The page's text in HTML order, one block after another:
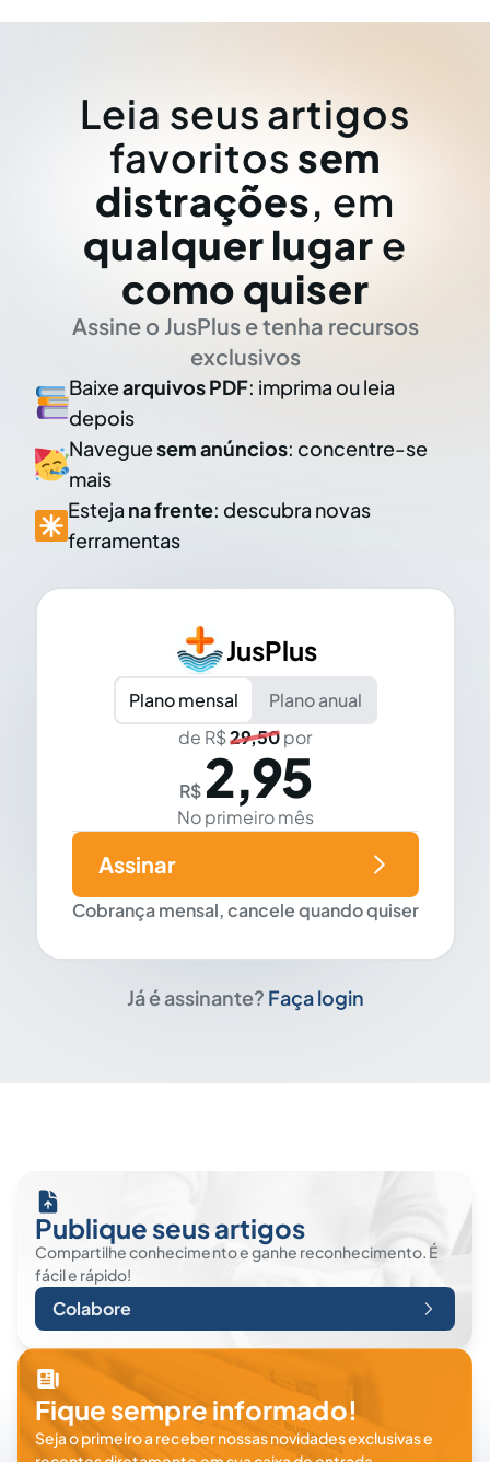
Leia seus artigos
favoritos sem
distrações, em
qualquer lugar e
como quiser
Assine o JusPlus e tenha recursos
exclusivos
Baixearquivos PDF: imprima ou leia
depois
Naveguesem anúncios: concentre-se
mais
Esteja na frente: descubra novas
ferramentas
JusPlus
Plano mensal
Plano anual
de R$29,50por
R$ 2,95
No primeiro mês
Cobrança mensal, cancele quando quiser
Assinar
Já é assinante? Faça login
Publique seus artigos
Compartilhe conhecimento e ganhe reconhecimento. É
fácil e rápido!
Colabore
Fique sempre informado!
Seja o primeiro a receber nossas novidades exclusivas e